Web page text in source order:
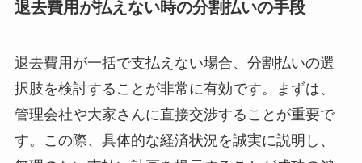
退去費用が払えない時の分割払いの手段
退去費用が一括で支払えない場合、分割払いの選
択肢を検討することが非常に有効です。まずは、
管理会社や大家さんに直接交渉することが重要で
す。この際、具体的な経済状況を誠実に説明し、